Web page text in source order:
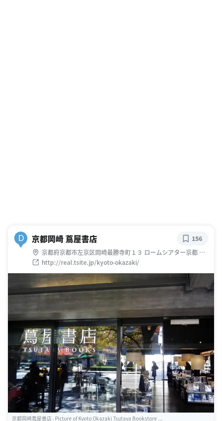
D 京都岡崎 蔦屋書店
京都府京都市左京区岡崎最勝寺町１３ ロームシアター京都 パ
ークプラザ1階
http://real.tsite.jp/kyoto-okazaki/
156
京都岡崎蔦屋書店 - Picture of Kyoto Okazaki Tsutaya Bookstore ...